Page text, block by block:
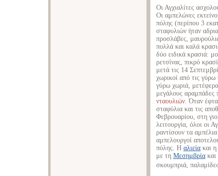
Οι Αγχιαλίτες
Οι αμπελώνες
πόλης (περίπου 3
σταφυλιών ήταν
προσλάβες,
πολλά και καλά
δύο ειδικά κρασιά:
ρετσίνας, πικρό
μετά τις 14
χωρικοί από τις
γύρω χωριά,
μεγάλους αραμπάδες
νταουλιών . Όταν
σταφύλια και τις
Φεβρουαρίου, στη
λειτουργία, όλοι οι
ραντίσουν τα
αμπελουργοί
πόλης. Η αλιεία και
με τη Μεσημβρία
σκουμπριά,